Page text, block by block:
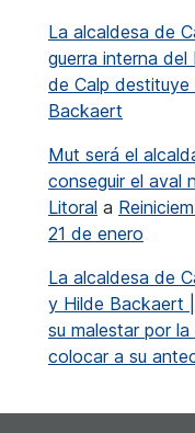
La alcaldesa de
guerra interna
de Calp
Backaert
Mut será el
conseguir el aval
Litoral a
21 de enero
La alcaldesa de
y Hilde Backaert
su malestar por
colocar a su